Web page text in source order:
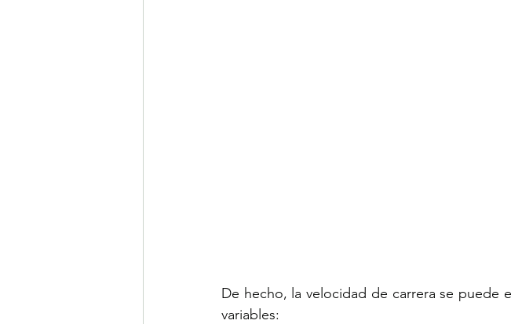
De hecho, la velocidad de carrera se puede
variables: